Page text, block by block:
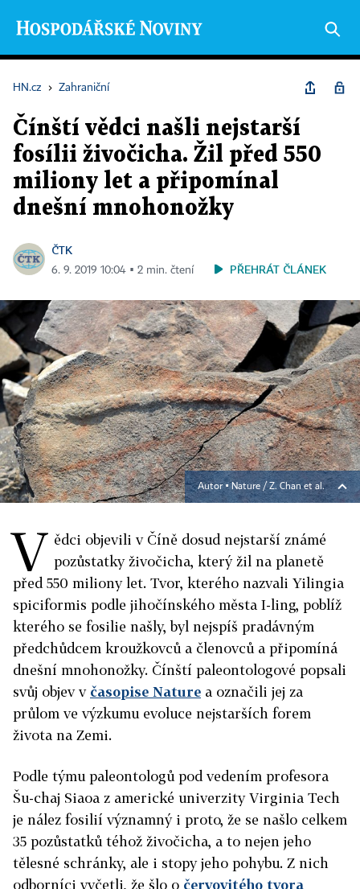
HN.cz › Zahraniční
Čínští vědci našli nejstarší
fosílii živočicha. Žil před 550
miliony let a připomínal
dnešní mnohonožky
ČTK
6. 9. 2019 10:04 ▪ 2 min. čtení PŘEHRÁT ČLÁNEK
Autor ▪ Nature / Z. Chan et al.
V ědci objevili v Číně dosud nejstarší známé
pozůstatky živočicha, který žil na planetě
před 550 miliony let. Tvor, kterého nazvali Yilingia
spiciformis podle jihočínského města I-ling, poblíž
kterého se fosilie našly, byl nejspíš pradávným
předchůdcem kroužkovců a členovců a připomíná
dnešní mnohonožky. Čínští paleontologové popsali
svůj objev v časopise Nature a označili jej za
průlom ve výzkumu evoluce nejstarších forem
života na Zemi.
Podle týmu paleontologů pod vedením profesora
Šu-chaj Siaoa z americké univerzity Virginia Tech
je nález fosilií významný i proto, že se našlo celkem
35 pozůstatků téhož živočicha, a to nejen jeho
tělesné schránky, ale i stopy jeho pohybu. Z nich
odborníci vyčetli, že šlo o červovitého tvora